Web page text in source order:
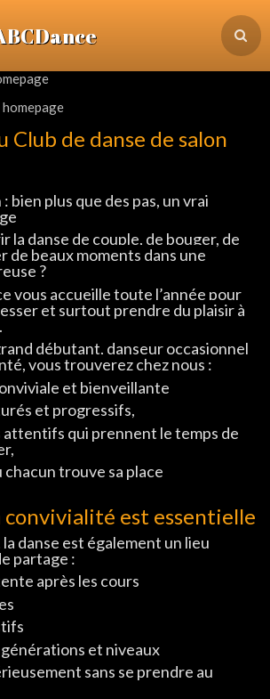
/ Cours / Workshops
Club de danse de salon
bien plus que des pas, un vrai
la danse de couple, de bouger, de
de beaux moments dans une
?
vous accueille toute l’année pour
et surtout prendre du plaisir à
débutant, danseur occasionnel
vous trouverez chez nous :
et bienveillante
et progressifs,
attentifs qui prennent le temps de
chacun trouve sa place
convivialité est essentielle
danse est également un lieu
partage :
après les cours
et niveaux
sans se prendre au